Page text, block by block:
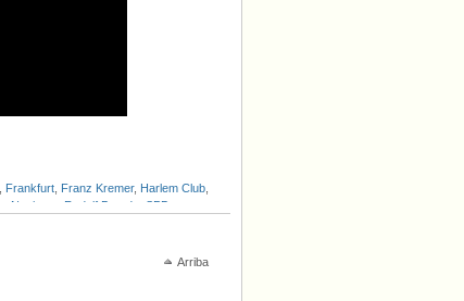
Frankfurt Franz Kremer, Harlem Club
Nazismo Rudolf Brazda SPD
Arriba